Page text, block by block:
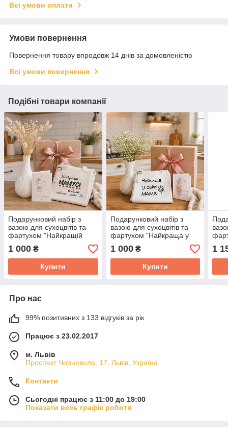
Всі умови оплати
Умови повернення
Повернення товару впродовж 14 днів за домовленістю
Всі умови повернення
Подібні товари компанії
Подарунковий набір з
вазою для сухоцвітів та
фартухом "Найкращій
мамусі в світі"
1 000 ₴
Купити
Подарунковий набір з
вазою для сухоцвітів та
фартухом "Найкраща у
світі мама"
1 000₴
Купити
1
Про нас
99% позитивних з 133 відгуків за рік
Працює з 23.02.2017
м. Львів
Проспект Чорновола, 17, Львів, Україна
Контакти
Сьогодні працює з 11:00 до 19:00
Показати весь графік роботи